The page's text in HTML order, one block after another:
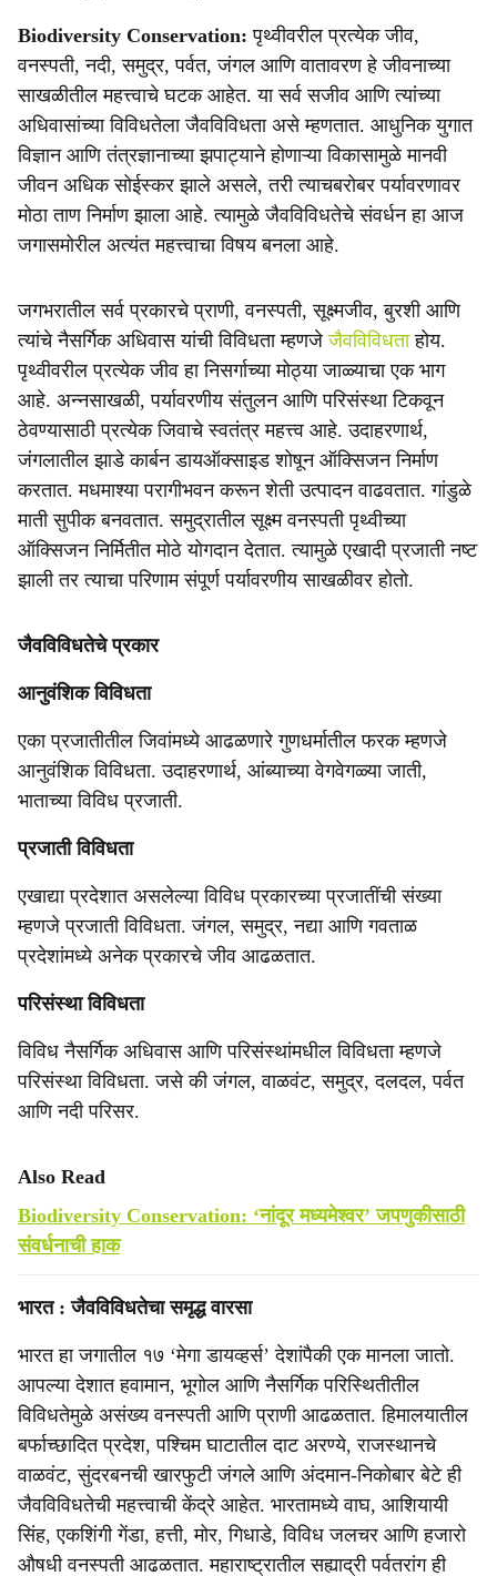
r
e
Biodiversity Conservation: पृथ्वीवरील प्रत्येक जीव,
वनस्पती, नदी, समुद्र, पर्वत, जंगल आणि वातावरण हे जीवनाच्या
साखळीतील महत्त्वाचे घटक आहेत. या सर्व सजीव आणि त्यांच्या
अधिवासांच्या विविधतेला जैवविविधता असे म्हणतात. आधुनिक युगात
विज्ञान आणि तंत्रज्ञानाच्या झपाट्याने होणाऱ्या विकासामुळे मानवी
जीवन अधिक सोईस्कर झाले असले, तरी त्याचबरोबर पर्यावरणावर
मोठा ताण निर्माण झाला आहे. त्यामुळे जैवविविधतेचे संवर्धन हा आज
जगासमोरील अत्यंत महत्त्वाचा विषय बनला आहे.
जगभरातील सर्व प्रकारचे प्राणी, वनस्पती, सूक्ष्मजीव, बुरशी आणि
त्यांचे नैसर्गिक अधिवास यांची विविधता म्हणजे जैवविविधताहोय.
पृथ्वीवरील प्रत्येक जीव हा निसर्गाच्या मोठ्या जाळ्याचा एक भाग
आहे. अन्नसाखळी, पर्यावरणीय संतुलन आणि परिसंस्था टिकवून
ठेवण्यासाठी प्रत्येक जिवाचे स्वतंत्र महत्त्व आहे. उदाहरणार्थ,
जंगलातील झाडे कार्बन डायऑक्साइड शोषून ऑक्सिजन निर्माण
करतात. मधमाश्‍या परागीभवन करून शेती उत्पादन वाढवतात. गांडुळे
माती सुपीक बनवतात. समुद्रातील सूक्ष्म वनस्पती पृथ्वीच्या
ऑक्सिजन निर्मितीत मोठे योगदान देतात. त्यामुळे एखादी प्रजाती नष्ट
झाली तर त्याचा परिणाम संपूर्ण पर्यावरणीय साखळीवर होतो.
जैवविविधतेचे प्रकार
आनुवंशिक विविधता
एका प्रजातीतील जिवांमध्ये आढळणारे गुणधर्मातील फरक म्हणजे
आनुवंशिक विविधता. उदाहरणार्थ, आंब्याच्या वेगवेगळ्या जाती,
भाताच्या विविध प्रजाती.
प्रजाती विविधता
एखाद्या प्रदेशात असलेल्या विविध प्रकारच्या प्रजातींची संख्या
म्हणजे प्रजाती विविधता. जंगल, समुद्र, नद्या आणि गवताळ
प्रदेशांमध्ये अनेक प्रकारचे जीव आढळतात.
परिसंस्था विविधता
विविध नैसर्गिक अधिवास आणि परिसंस्थांमधील विविधता म्हणजे
परिसंस्था विविधता. जसे की जंगल, वाळवंट, समुद्र, दलदल, पर्वत
आणि नदी परिसर.
Also Read
Biodiversity Conservation: ‘नांदूर मध्यमेश्‍वर’ जपणुकीसाठी
संवर्धनाची हाक
भारत : जैवविविधतेचा समृद्ध वारसा
भारत हा जगातील १७ ‘मेगा डायव्हर्स’ देशांपैकी एक मानला जातो.
आपल्या देशात हवामान, भूगोल आणि नैसर्गिक परिस्थितीतील
विविधतेमुळे असंख्य वनस्पती आणि प्राणी आढळतात. हिमालयातील
बर्फाच्छादित प्रदेश, पश्चिम घाटातील दाट अरण्ये, राजस्थानचे
वाळवंट, सुंदरबनची खारफुटी जंगले आणि अंदमान-निकोबार बेटे ही
जैवविविधतेची महत्त्वाची केंद्रे आहेत. भारतामध्ये वाघ, आशियायी
सिंह, एकशिंगी गेंडा, हत्ती, मोर, गिधाडे, विविध जलचर आणि हजारो
औषधी वनस्पती आढळतात. महाराष्ट्रातील सह्याद्री पर्वतरांग ही